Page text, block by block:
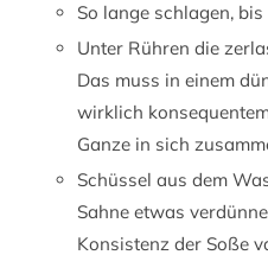
So lange schlagen,
Unter Rühren die
Das muss in einem
wirklich
Ganze in sich
Schüssel aus dem
Sahne etwas
Konsistenz der Soße